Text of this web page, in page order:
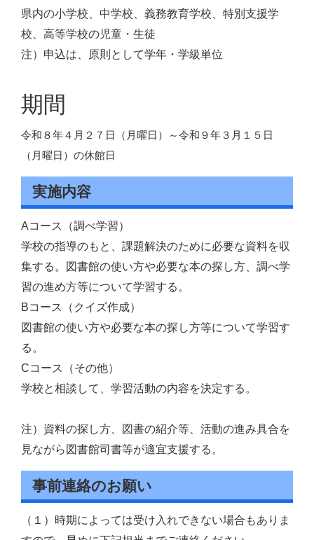
県内の小学校、中学校、義務教育学校、特別支援学
校、高等学校の児童・生徒
注）申込は、原則として学年・学級単位
期間
令和８年４月２７日（月曜日）～令和９年３月１５日
（月曜日）の休館日
実施内容
Aコース（調べ学習）
学校の指導のもと、課題解決のために必要な資料を収
集する。図書館の使い方や必要な本の探し方、調べ学
習の進め方等について学習する。
Bコース（クイズ作成）
図書館の使い方や必要な本の探し方等について学習す
る。
Cコース（その他）
学校と相談して、学習活動の内容を決定する。
注）資料の探し方、図書の紹介等、活動の進み具合を
見ながら図書館司書等が適宜支援する。
事前連絡のお願い
（１）時期によっては受け入れできない場合もありま